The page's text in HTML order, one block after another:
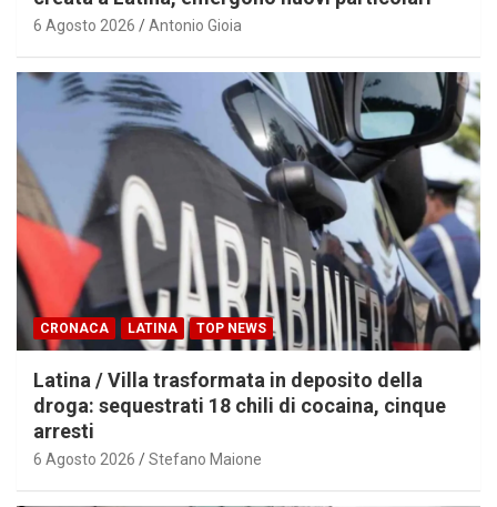
6 Agosto 2026 Antonio Gioia
CRONACA LATINA TOP NEWS
Latina / Villa trasformata in deposito della
droga: sequestrati 18 chili di cocaina, cinque
arresti
6 Agosto 2026 Stefano Maione